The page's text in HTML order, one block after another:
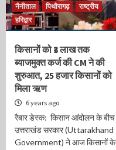
नैनीताल
पिथौरागढ़
राष्ट्रीय
हरिद्वार
किसानों को ₹3 लाख तक
ब्याजमुक्त कर्ज की CM ने की
शुरुआत, 25 हजार किसानों को
मिला ऋण
6 years ago
रैबार डेस्क: किसान आंदोलन के बीच
उत्तराखंड सरकार (Uttarakhand
Government) ने आज किसानों के